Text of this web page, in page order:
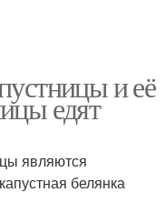
и её
едят
являются
белянка